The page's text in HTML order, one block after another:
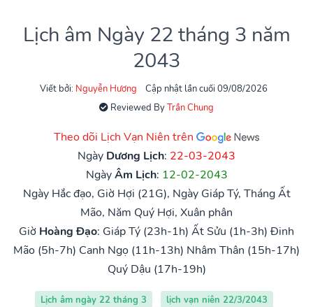
Lịch âm Ngày 22 tháng 3 năm
2043
Viết bởi: Nguyễn Hương
Cập nhật lần cuối 09/08/2026
Reviewed ByTrần Chung
Theo dõi Lịch Vạn Niên trên
Ngày Dương Lịch: 22-03-2043
NgàyÂm Lịch: 12-02-2043
Ngày Hắc đạo, Giờ Hợi (21G), Ngày Giáp Tý, Tháng Ất
Mão, Năm Quý Hợi, Xuân phân
Giờ Hoàng Đạo: Giáp Tý (23h-1h) Ất Sửu (1h-3h) Đinh
Mão (5h-7h) Canh Ngọ (11h-13h) Nhâm Thân (15h-17h)
Quý Dậu (17h-19h)
Lịch âm ngày 22 tháng 3
lịch vạn niên 22/3/2043